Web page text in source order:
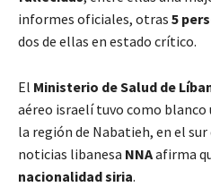
informes oficiales, otras 5
dos de ellas en estado crítico.
El Ministerio de Salud de
aéreo israelí tuvo como blanco
la región de Nabatieh, en el sur
noticias libanesa NNAafirma
nacionalidad siria.